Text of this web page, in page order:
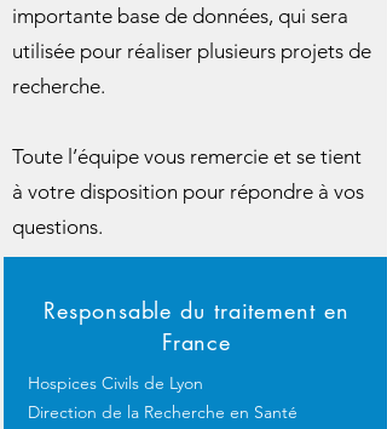
importante base de données, qui sera
utilisée pour réaliser plusieurs projets de
recherche.
Toute l’équipe vous remercie et se tient
à votre disposition pour répondre à vos
questions.
Responsable du traitement en
France
Hospices Civils de Lyon
Direction de la Recherche en Santé